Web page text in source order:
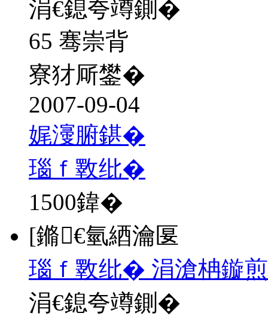
涓€鎴夸竴鍘�
65 骞崇背
寮犲厛鐢�
2007-09-04
娓濅腑鍖�
瑙ｆ斁纰�
1500鍏�
[鏅€氫綇瀹匽
瑙ｆ斁纰� 涓滄柟鏇
涓€鎴夸竴鍘�